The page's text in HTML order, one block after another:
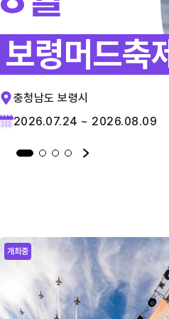
보령머드축
충청남도 보령시
2026.07.24 ~ 2026.08.09
개최중